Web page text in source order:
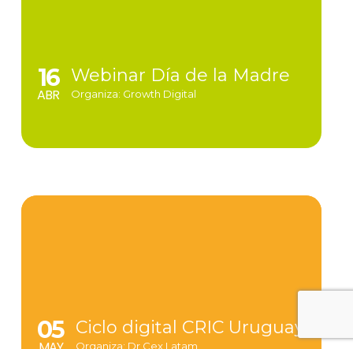
16
ABR
Webinar Día de la Madre
Organiza: Growth Digital
05 Ciclo digital CRIC Uruguay
Organiza: Dr Cex Latam